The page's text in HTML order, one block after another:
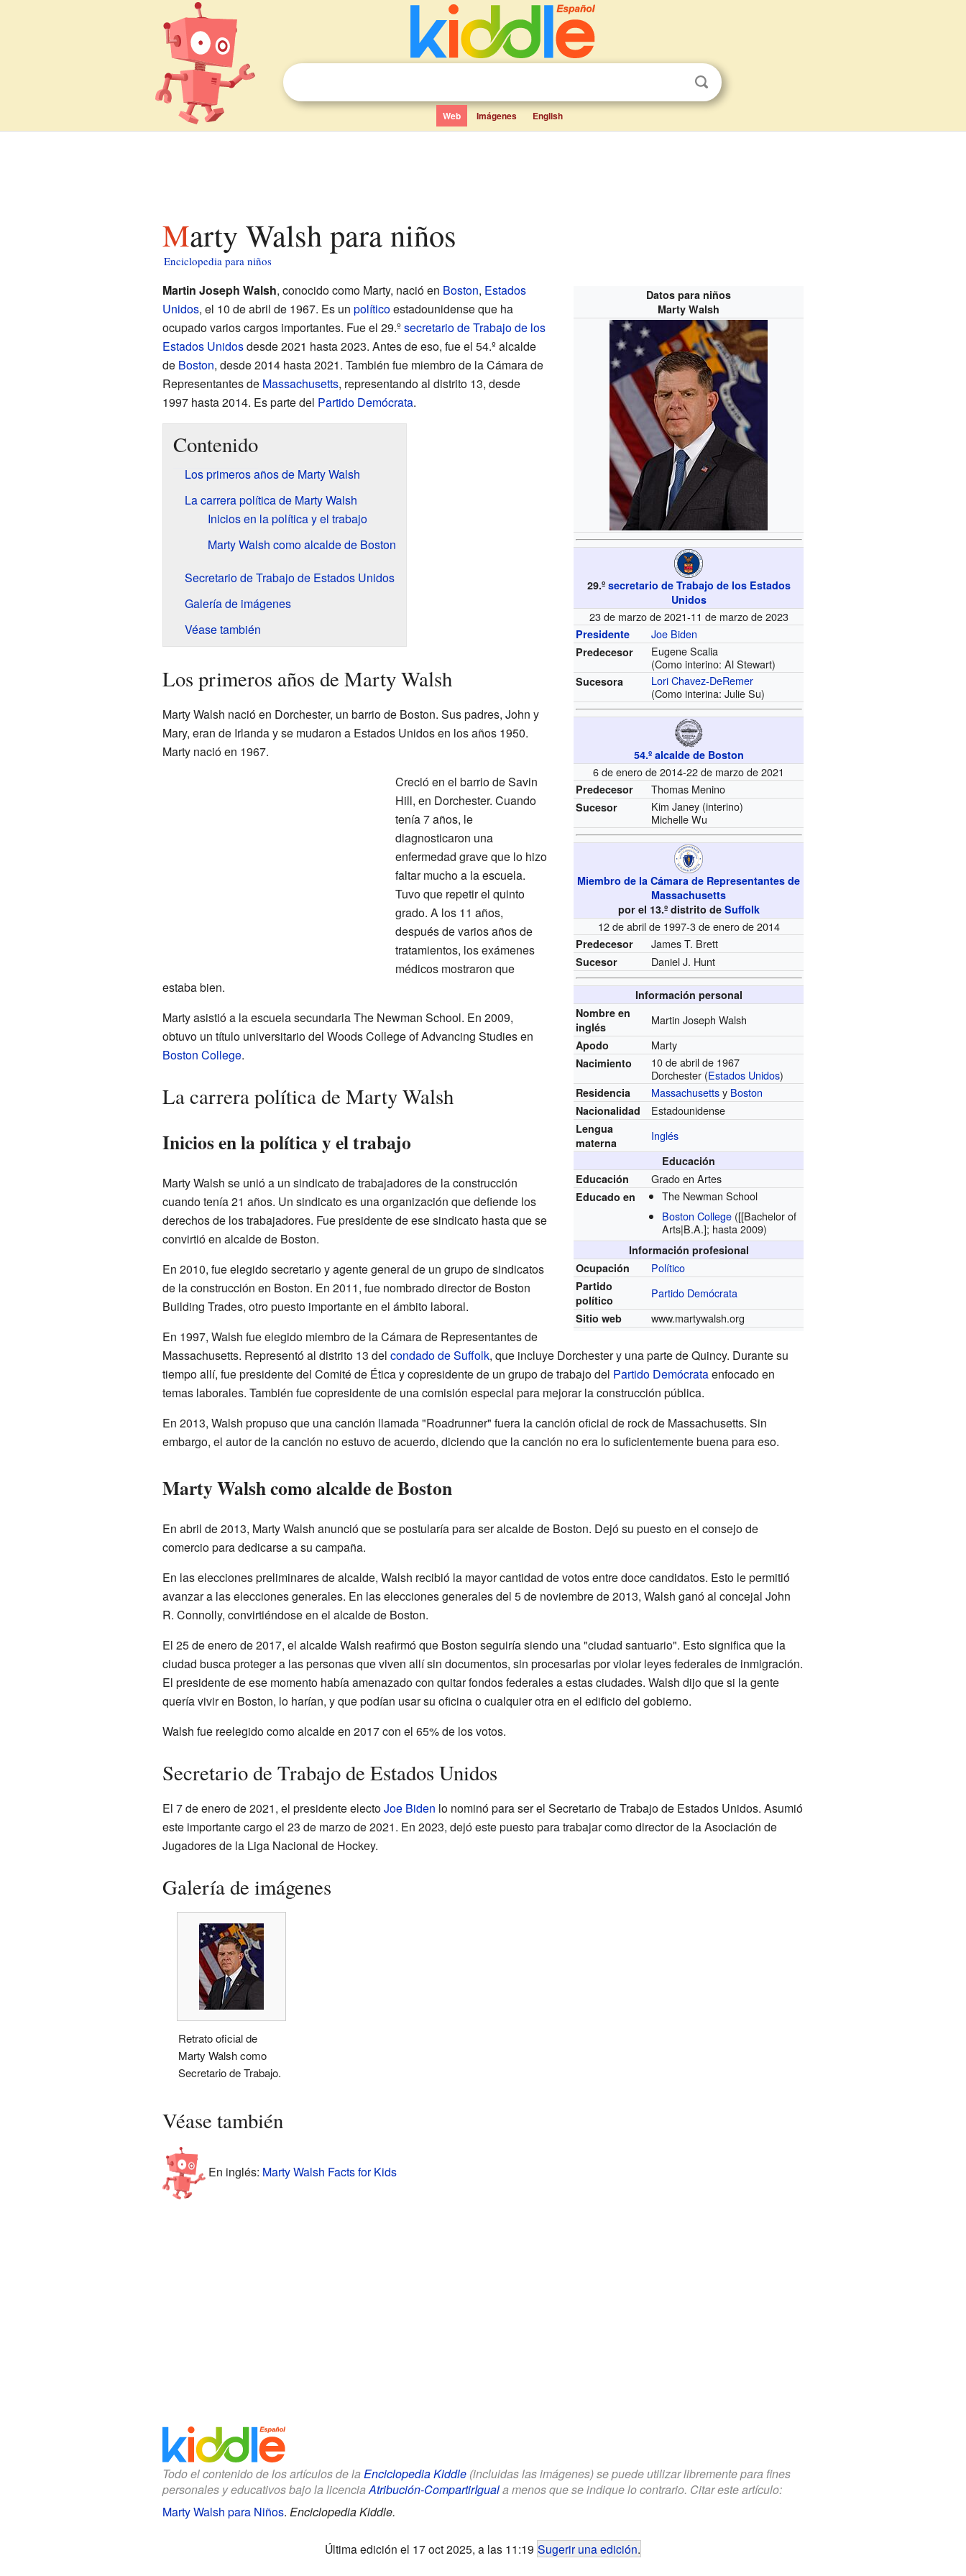
Web Imágenes English
Marty Walsh para niños
Enciclopedia para niños
Datos para niños
Marty Walsh
29.º secretario de Trabajo de los Estados
Unidos
23 de marzo de 2021-11 de marzo de 2023
Presidente Joe Biden
Predecesor
Eugene Scalia
(Como interino: Al Stewart)
Sucesora
Lori Chavez-DeRemer
(Como interina: Julie Su)
54.º alcalde de Boston
6 de enero de 2014-22 de marzo de 2021
Predecesor Thomas Menino
Sucesor
Kim Janey (interino)
Michelle Wu
Miembro de la Cámara de Representantes de
Massachusetts
por el 13.º distrito de Suffolk
12 de abril de 1997-3 de enero de 2014
Predecesor James T. Brett
Sucesor Daniel J. Hunt
Información personal
Nombre en
inglés
Martin Joseph Walsh
Apodo Marty
Nacimiento
10 de abril de 1967
Dorchester (Estados Unidos)
Residencia Massachusettsy Boston
Nacionalidad Estadounidense
Lengua
materna
Inglés
Educación
Educación
Grado en Artes
Educado en
The Newman School
Boston College ([[Bachelor of
Arts|B.A.]; hasta 2009)
Información profesional
Ocupación
Político
Partido
político
Partido Demócrata
Sitio web www.martywalsh.org
Martin Joseph Walsh, conocido como Marty, nació en Boston, Estados
Unidos, el 10 de abril de 1967. Es un políticoestadounidense que ha
ocupado varios cargos importantes. Fue el 29.ºsecretario de Trabajo de los
Estados Unidosdesde 2021 hasta 2023. Antes de eso, fue el 54.º alcalde
de Boston, desde 2014 hasta 2021. También fue miembro de la Cámara de
Representantes de Massachusetts, representando al distrito 13, desde
1997 hasta 2014. Es parte del Partido Demócrata.
Contenido
Los primeros años de Marty Walsh
La carrera política de Marty Walsh
Inicios en la política y el trabajo
Marty Walsh como alcalde de Boston
Secretario de Trabajo de Estados Unidos
Galería de imágenes
Véase también
Los primeros años de Marty Walsh
Marty Walsh nació en Dorchester, un barrio de Boston. Sus padres, John y
Mary, eran de Irlanda y se mudaron a Estados Unidos en los años 1950.
Marty nació en 1967.
Creció en el barrio de Savin
Hill, en Dorchester. Cuando
tenía 7 años, le
diagnosticaron una
enfermedad grave que lo hizo
faltar mucho a la escuela.
Tuvo que repetir el quinto
grado. A los 11 años,
después de varios años de
tratamientos, los exámenes
médicos mostraron que
estaba bien.
Marty asistió a la escuela secundaria The Newman School. En 2009,
obtuvo un título universitario del Woods College of Advancing Studies en
Boston College.
La carrera política de Marty Walsh
Inicios en la política y el trabajo
Marty Walsh se unió a un sindicato de trabajadores de la construcción
cuando tenía 21 años. Un sindicato es una organización que defiende los
derechos de los trabajadores. Fue presidente de ese sindicato hasta que se
convirtió en alcalde de Boston.
En 2010, fue elegido secretario y agente general de un grupo de sindicatos
de la construcción en Boston. En 2011, fue nombrado director de Boston
Building Trades, otro puesto importante en el ámbito laboral.
En 1997, Walsh fue elegido miembro de la Cámara de Representantes de
Massachusetts. Representó al distrito 13 del condado de Suffolk, que incluye Dorchester y una parte de Quincy. Durante su
tiempo allí, fue presidente del Comité de Ética y copresidente de un grupo de trabajo del Partido Demócrataenfocado en
temas laborales. También fue copresidente de una comisión especial para mejorar la construcción pública.
En 2013, Walsh propuso que una canción llamada "Roadrunner" fuera la canción oficial de rock de Massachusetts. Sin
embargo, el autor de la canción no estuvo de acuerdo, diciendo que la canción no era lo suficientemente buena para eso.
Marty Walsh como alcalde de Boston
En abril de 2013, Marty Walsh anunció que se postularía para ser alcalde de Boston. Dejó su puesto en el consejo de
comercio para dedicarse a su campaña.
En las elecciones preliminares de alcalde, Walsh recibió la mayor cantidad de votos entre doce candidatos. Esto le permitió
avanzar a las elecciones generales. En las elecciones generales del 5 de noviembre de 2013, Walsh ganó al concejal John
R. Connolly, convirtiéndose en el alcalde de Boston.
El 25 de enero de 2017, el alcalde Walsh reafirmó que Boston seguiría siendo una "ciudad santuario". Esto significa que la
ciudad busca proteger a las personas que viven allí sin documentos, sin procesarlas por violar leyes federales de inmigración.
El presidente de ese momento había amenazado con quitar fondos federales a estas ciudades. Walsh dijo que si la gente
quería vivir en Boston, lo harían, y que podían usar su oficina o cualquier otra en el edificio del gobierno.
Walsh fue reelegido como alcalde en 2017 con el 65% de los votos.
Secretario de Trabajo de Estados Unidos
El 7 de enero de 2021, el presidente electoJoe Biden lo nominó para ser el Secretario de Trabajo de Estados Unidos. Asumió
este importante cargo el 23 de marzo de 2021. En 2023, dejó este puesto para trabajar como director de la Asociación de
Jugadores de la Liga Nacional de Hockey.
Galería de imágenes
Retrato oficial de
Marty Walsh como
Secretario de Trabajo.
Véase también
En inglés: Marty Walsh Facts for Kids
Todo el contenido de los artículos de la Enciclopedia Kiddle(incluidas las imágenes) se puede utilizar libremente para fines
personales y educativos bajo la licencia Atribución-CompartirIguala menos que se indique lo contrario. Citar este artículo:
Marty Walsh para Niños. Enciclopedia Kiddle.
Última edición el 17 oct 2025, a las 11:19 Sugerir una edición.